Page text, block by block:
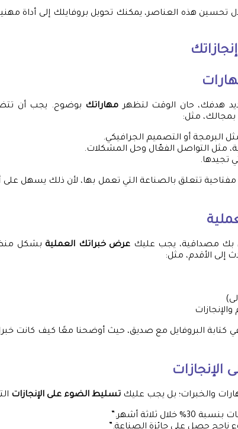
تحسين هذه العناصر، يمكنك تحويل بروفايلك إلى أداة
هدفك، حان الوقت لتظهر مهاراتك بوضوح. يجب أن
بمجالك، مثل:
البرمجة أو التصميم الجرافيكي.
مثل التواصل الفعّال وحل المشكلات.
تجيدها.
تتعلق بالصناعة التي تعمل بها، لأن ذلك يسهل
بك مصداقية، يجب عليك عرض خبراتك العملية بشكل
إلى الأقدم، مثل:
كتابة البروفايل مع صديق، حيث أوضحنا معًا كيف كانت
والخبرات؛ بل يجب عليك تسليط الضوء على الإنجازات
ثلاثة أشهر.”